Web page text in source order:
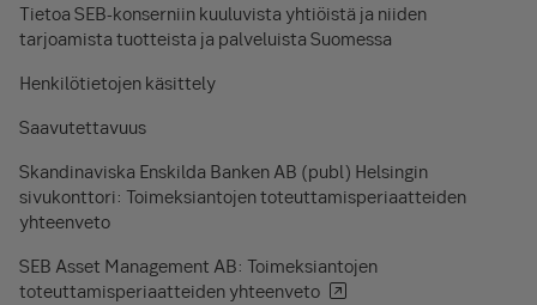
Tietoa SEB-konserniin kuuluvista yhtiöistä ja niiden
tarjoamista tuotteista ja palveluista Suomessa
Henkilötietojen käsittely
Saavutettavuus
Skandinaviska Enskilda Banken AB (publ) Helsingin
sivukonttori: Toimeksiantojen toteuttamisperiaatteiden
yhteenveto
SEB Asset Management AB: Toimeksiantojen
toteuttamisperiaatteiden yhteenveto